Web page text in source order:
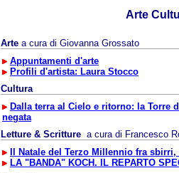
Arte
Arte a cura di Giovanna Grossato
Appuntamenti d'arte
Profili d'artista: Laura Stocco
Cultura
Dalla terra al Cielo e ritorno: la Torre
negata
Letture & Scritture a cura di Francesco
Il Natale del Terzo Millennio fra
LA "BANDA" KOCH. IL REPARTO